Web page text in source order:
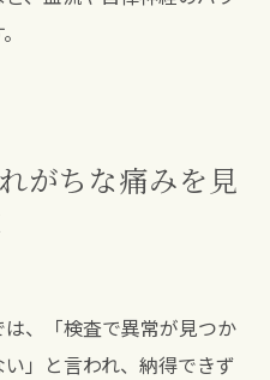
がちな痛みを見
、「検査で異常が見つか
」と言われ、納得できず